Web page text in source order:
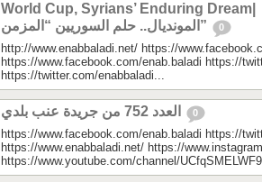
World Cup, Syrians’ Enduring Dream|
المونديال.. حلم السوريين “المزمن”
0
http://www.enabbaladi.net/ https://
https://www.facebook.com/enab.baladi https://
https://twitter.com/enabbaladi...
0
https://www.facebook.com/enab.baladi https://
https://www.enabbaladi.net/ https://
https://www.youtube.com/channel/